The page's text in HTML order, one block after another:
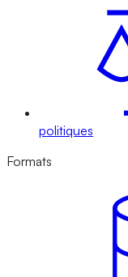
politiques
Formats